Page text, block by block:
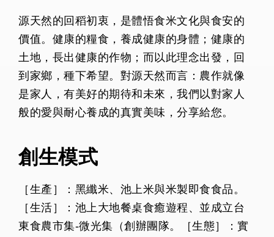
源天然的回稻初衷，是體悟食米文化與食安的
價值。健康的糧食，養成健康的身體；健康的
土地，長出健康的作物；而以此理念出發，回
到家鄉，種下希望。對源天然而言：農作就像
是家人，有美好的期待和未來，我們以對家人
般的愛與耐心養成的真實美味，分享給您。
創生模式
［生產］：黑纖米、池上米與米製即食食品。
［生活］：池上大地餐桌食癒遊程、並成立台
東食農市集-微光集（創辦團隊。［生態］：實